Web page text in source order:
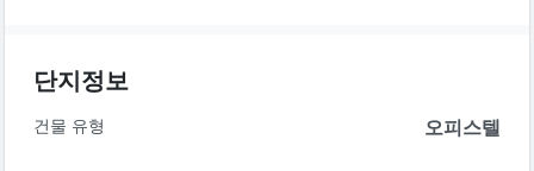
단지정보
건물 유형 오피스텔